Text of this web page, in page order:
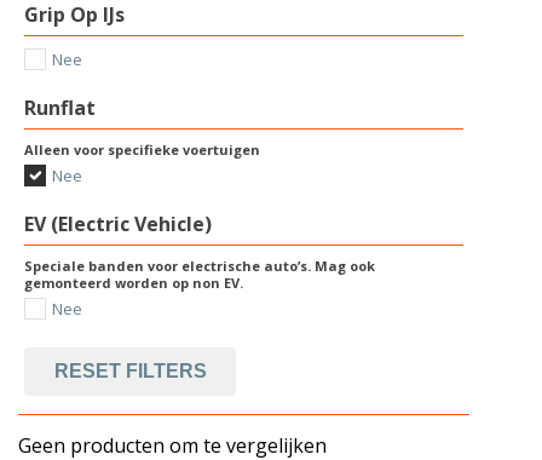
Grip Op IJs
Nee
Runflat
Alleen voor specifieke voertuigen
Nee
EV (Electric Vehicle)
Speciale banden voor electrische auto’s. Mag ook
gemonteerd worden op non EV.
Nee
RESET FILTERS
Geen producten om te vergelijken